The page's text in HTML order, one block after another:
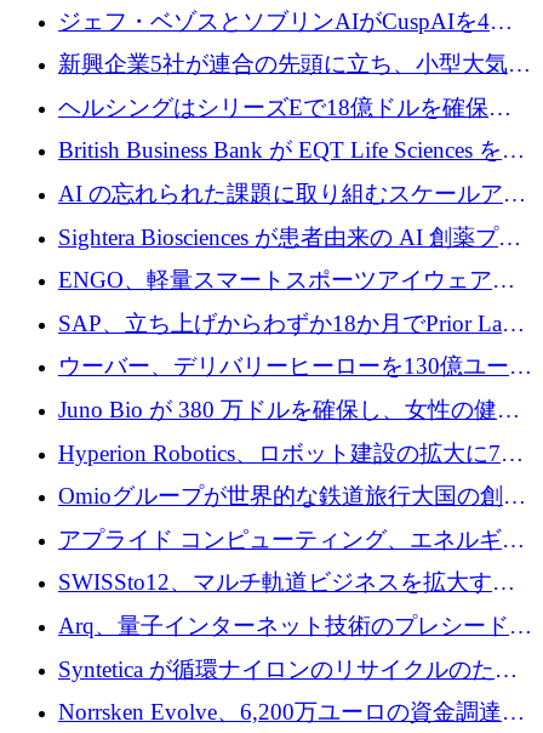
ーズ B に参加し、AI を活用した倉庫自動化を
ジェフ・ベゾスとソブリンAIがCuspAIを4億
5,000万ドルの資金調達で支援
新興企業5社が連合の先頭に立ち、小型大気質
センサーをEUのクリーンエア政策の中心に据
ヘルシングはシリーズEで18億ドルを確保、
ウーバーはデリバリー・ヒーローを130億ユー
銀行を立ち上げる
British Business Bank が EQT Life Sciences を
2,500 万ユーロのコミットメントで支援
AI の忘れられた課題に取り組むスケールアッ
プを実現: カメラロール
Sightera Biosciences が患者由来の AI 創薬プラ
ットフォームを拡大するために 300 万ユーロ
のプレシードをクローズ
ENGO、軽量スマートスポーツアイウェアの
進歩のために510万ユーロを調達
SAP、立ち上げからわずか18か月でPrior Labs
を10億ユーロ以上の契約で買収
ウーバー、デリバリーヒーローを130億ユーロ
の契約で買収、99か国にまたがるプラットフ
ォームを構築
Juno Bio が 380 万ドルを確保し、女性の健康
専用の初のシーケンスラボを開設
Hyperion Robotics、ロボット建設の拡大に740
万ドルを確保
Omioグループが世界的な鉄道旅行大国の創設
を目指してRail Europeを買収
アプライド コンピューティング、エネルギー
向け基盤 AI の拡張に 2,000 万ドルを調達
SWISSto12、マルチ軌道ビジネスを拡大する
ためにシリーズCで7,000万ドルを調達
Arq、量子インターネット技術のプレシードと
して140万ドルを確保
Syntetica が循環ナイロンのリサイクルのため
にシリーズ A で 3,000 万ドルを調達
Norrsken Evolve、6,200万ユーロの資金調達